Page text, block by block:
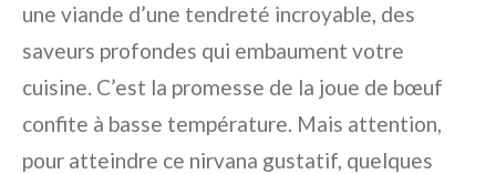
une viande d’une tendreté incroyable, des
saveurs profondes qui embaument votre
cuisine. C’est la promesse de la joue de bœuf
confite à basse température. Mais attention,
pour atteindre ce nirvana gustatif, quelques